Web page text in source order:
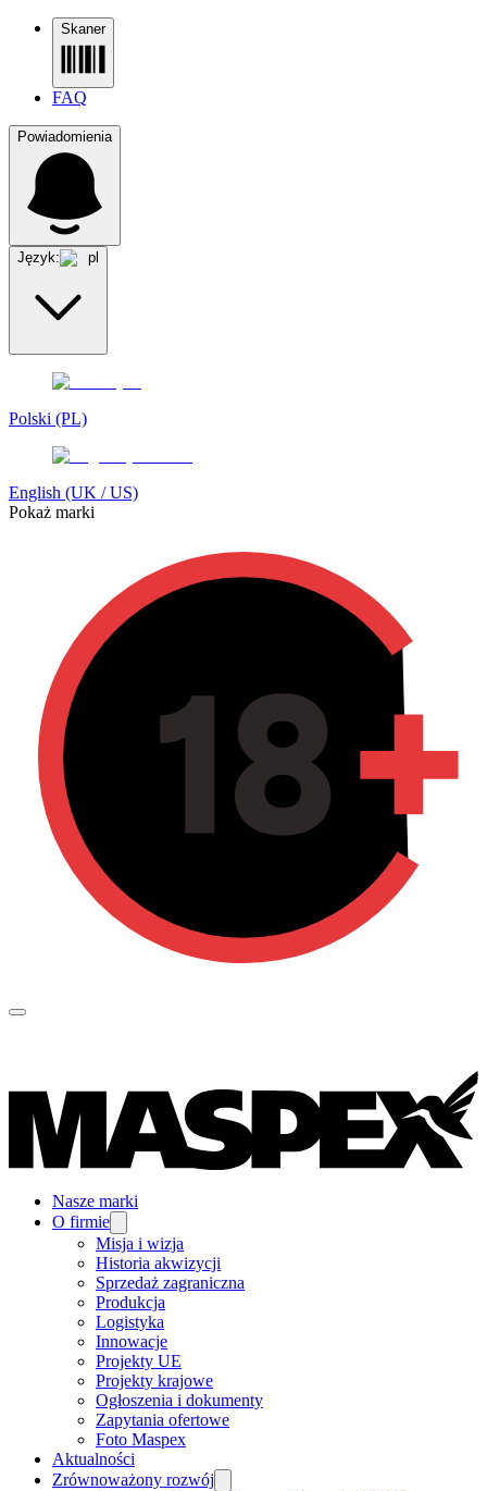
Skaner
FAQ
Powiadomienia
Język: pl
Polski (PL)
English (UK / US)
Pokaż marki
Nasze marki
O firmie
Misja i wizja
Historia akwizycji
Sprzedaż zagraniczna
Produkcja
Logistyka
Innowacje
Projekty UE
Projekty krajowe
Ogłoszenia i dokumenty
Zapytania ofertowe
Foto Maspex
Aktualności
Zrównoważony rozwój